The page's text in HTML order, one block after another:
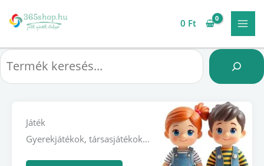
content
0 Ft
Játék
Gyerekjátékok, társasjátékok…